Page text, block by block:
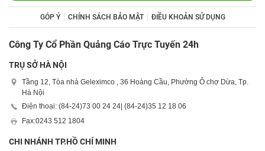
GÓP Ý CHÍNH SÁCH BẢO MẬT ĐIỀU KHOẢN SỬ DỤNG
Công Ty Cổ Phần Quảng Cáo Trực Tuyến 24h
TRỤ SỞ HÀ NỘI
Tầng 12, Tòa nhà Geleximco , 36 Hoàng Cầu, Phường Ô chợ Dừa, Tp.
Hà Nội
Điện thoại: (84-24)73 00 24 24 | (84-24)35 12 18 06
Fax:0243 512 1804
CHI NHÁNH TP.HỒ CHÍ MINH